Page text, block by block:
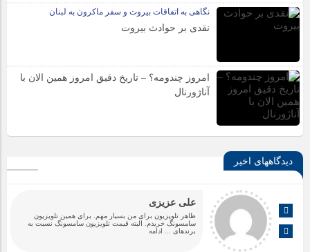
نگاهی به اتفاقات بیروت و سفر ماکرون به لبنان
نقدی بر حوادث بیروت
امروز چندومه؟ – تاریخ دقیق امروز همین الان با
آناژورنال
دیدگاههای اخیر
علی عزیزی
ظاهر تلویزیون برای من بسیار مهم. برای همین تلویزیون
سامسونگ خریدم. البته قیمت تلویزیون سامسونگ نسبت به
برندهای
... ادامه